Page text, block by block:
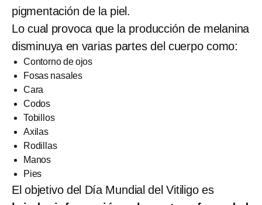
pigmentación de la piel.
Lo cual provoca que la producción de melanina
disminuya en varias partes del cuerpo como:
Contorno de ojos
Fosas nasales
Cara
Codos
Tobillos
Axilas
Rodillas
Manos
Pies
El objetivo del Día Mundial del Vitiligo es